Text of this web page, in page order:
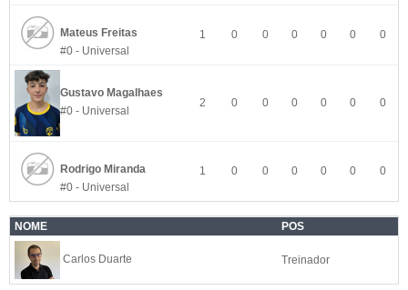
Mateus Freitas
#0 - Universal
1 0 0 0 0 0 0
Gustavo Magalhaes
#0 - Universal
2 0 0 0 0 0 0
Rodrigo Miranda
#0 - Universal
1 0 0 0 0 0 0
NOME POS
Carlos Duarte Treinador